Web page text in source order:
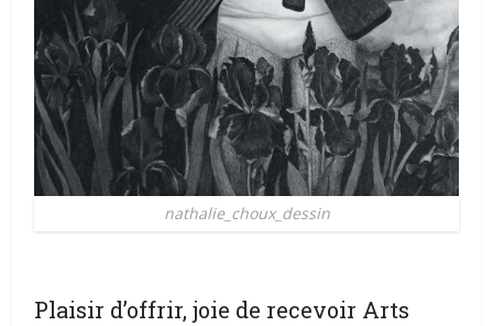
nathalie_choux_dessin
Plaisir d’offrir, joie de recevoir Arts